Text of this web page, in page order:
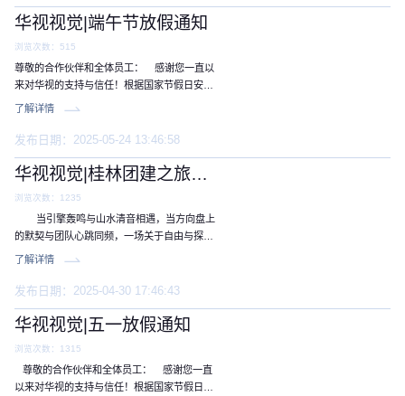
华视视觉|端午节放假通知
浏览次数：515
尊敬的合作伙伴和全体员工： 感谢您一直以
来对华视的支持与信任！根据国家节假日安
排，结合我司实际情况，现将五一劳动节期间
月31日（星期六）至2025年6月2日（星期一
了解详情
发布日期：2025-05-24 13:46:58
华视视觉|桂林团建之旅：山水间的团队情谊
浏览次数：1235
当引擎轰鸣与山水清音相遇，当方向盘上
的默契与团队心跳同频，一场关于自由与探索
的旅程就此启程。 2025年4月25日–4月27
550公里山河，以 。
了解详情
发布日期：2025-04-30 17:46:43
华视视觉|五一放假通知
浏览次数：1315
尊敬的合作伙伴和全体员工： 感谢您一直
以来对华视的支持与信任！根据国家节假日安